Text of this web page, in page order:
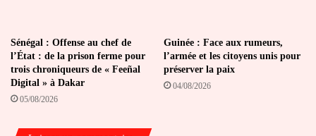
Sénégal : Offense au chef de
l’État : de la prison ferme pour
trois chroniqueurs de « Feeñal
Digital » à Dakar
05/08/2026
Guinée : Face aux rumeurs,
l’armée et les citoyens unis pour
préserver la paix
04/08/2026